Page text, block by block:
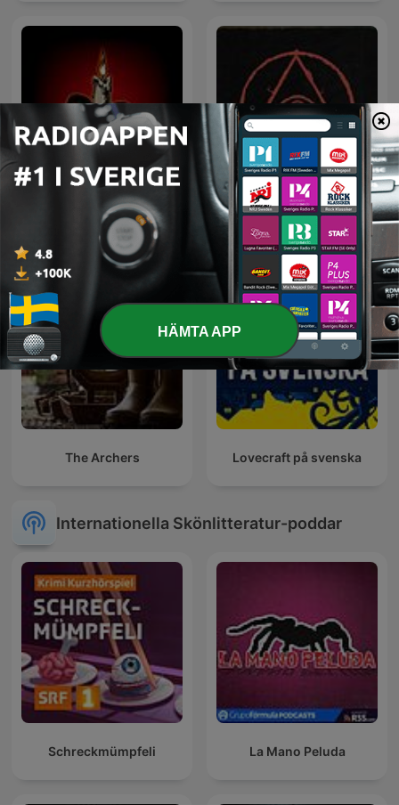
RELATOS DE TERROR EVD Paranormal
The Archers Lovecraft på svenska
Internationella Skönlitteratur-poddar
Schreckmümpfeli La Mano Peluda
HÄMTA APP